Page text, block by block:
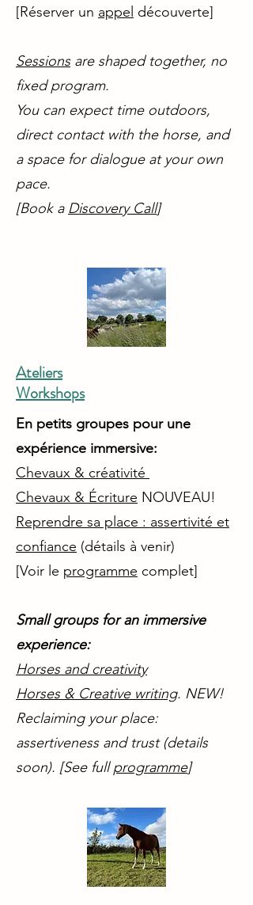
[Réserver un appel découverte]
Sessionsare shaped together, no
fixed program.
You can expect time outdoors,
direct contact with the horse, and
a space for dialogue at your own
pace.
[Book a Discovery Call]
Ateliers
Workshops
En petits groupes pour une
expérience immersive:
Chevaux & créativité
Chevaux & Écriture NOUVEAU!
Reprendre sa place : assertivité et
confiance (détails à venir)
[Voir le programme complet]
Small groups for an immersive
experience:
Horses and creativity
Horses & Creative writing. NEW!
Reclaiming your place:
assertiveness and trust (details
soon). [See fullprogramme]